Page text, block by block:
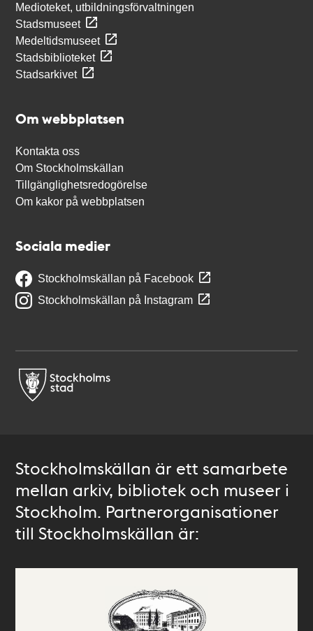
Medioteket, utbildningsförvaltningen
Stadsmuseet
Medeltidsmuseet
Stadsbiblioteket
Stadsarkivet
Om webbplatsen
Kontakta oss
Om Stockholmskällan
Tillgänglighetsredogörelse
Om kakor på webbplatsen
Sociala medier
Stockholmskällan på Facebook
Stockholmskällan på Instagram
Stockholmskällan är ett samarbete
mellan arkiv, bibliotek och museer i
Stockholm. Partnerorganisationer
till Stockholmskällan är: